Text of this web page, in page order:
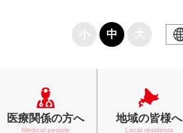
中
医療関係の方へ
Medical people
地域の皆様へ
Local residents